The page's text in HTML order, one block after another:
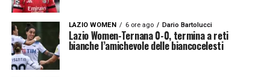
LAZIO WOMEN 6 ore ago Dario Bartolucci
Lazio Women-Ternana 0-0, termina a reti
bianche l’amichevole delle biancocelesti